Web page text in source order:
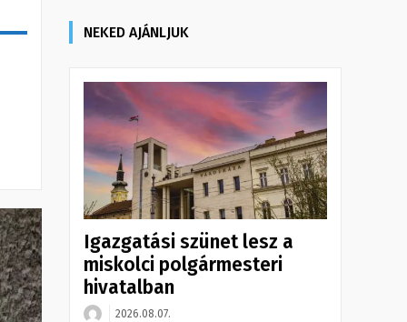
NEKED AJÁNLJUK
Igazgatási szünet lesz a
miskolci polgármesteri
hivatalban
2026.08.07.